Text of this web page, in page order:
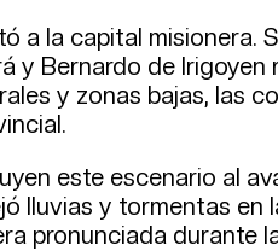
a la capital
y Bernardo de
y zonas bajas, las
este escenario al
lluvias y tormentas en
pronunciada durante